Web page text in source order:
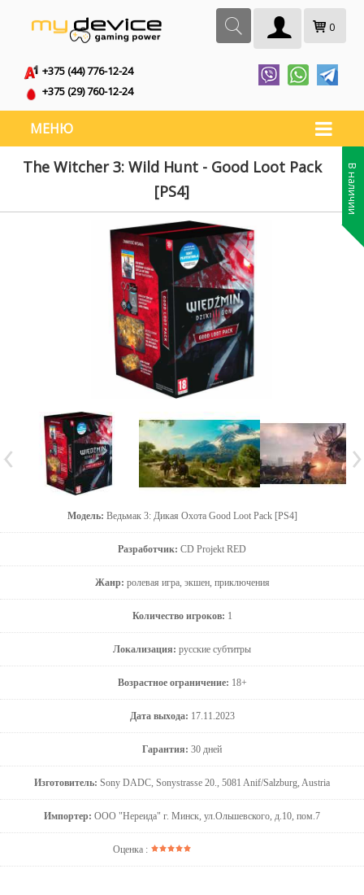
0
+375 (44) 776-12-24
+375 (29) 760-12-24
МЕНЮ
The Witcher 3: Wild Hunt - Good Loot Pack
[PS4]
Модель: Ведьмак 3: Дикая Охота Good Loot Pack [PS4]
Разработчик: CD Projekt RED
Жанр: ролевая игра, экшен, приключения
Количество игроков: 1
Локализация: русские субтитры
Возрастное ограничение: 18+
Дата выхода: 17.11.2023
Гарантия: 30 дней
Изготовитель: Sony DADC, Sonystrasse 20., 5081 Anif/Salzburg, Austria
Импортер: ООО "Нереида" г. Минск, ул.Ольшевского, д.10, пом.7
Оценка :
В наличии